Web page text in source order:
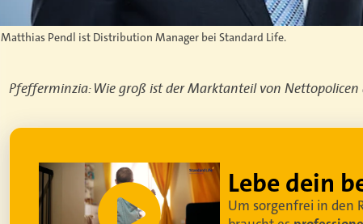
Matthias Pendl ist Distribution Manager bei Standard Life.
Pfefferminzia: Wie groß ist der Marktanteil von Nettopolicen
Lebe dein
Um sorgenfrei in den